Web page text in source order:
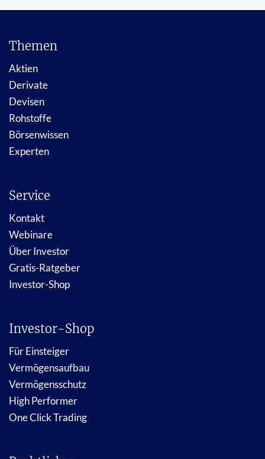
Themen
Aktien
Derivate
Devisen
Rohstoffe
Börsenwissen
Experten
Service
Kontakt
Webinare
Über Investor
Gratis-Ratgeber
Investor-Shop
Investor-Shop
Für Einsteiger
Vermögensaufbau
Vermögensschutz
High Performer
One Click Trading